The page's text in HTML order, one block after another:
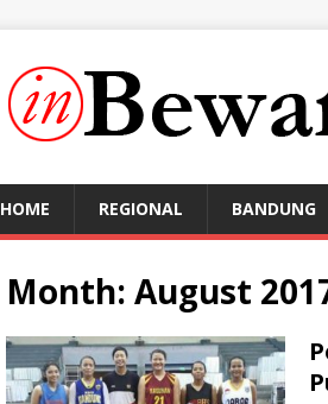
HOME REGIONAL BANDUNG
Month: August